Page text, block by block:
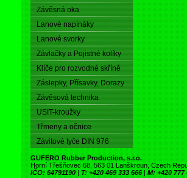
Závěsná oka
Lanové napínáky
Lanové svorky
Závlačky a Pojistné kolíky
Klíče pro rozvodné skříně
Záslepky, Přísavky, Dorazy
Závěsová technika
USIT-kroužky
Třmeny a očnice
Závitové tyče DIN 976
GUFERO Rubber Production, s.r.o.
Horní Třešňovec 68, 563 01 Lanškroun, Czech
IČO: 64791190 | T: +420 469 333 666 | M: +420 777